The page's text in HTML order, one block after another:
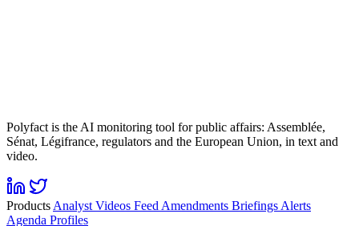
Polyfact is the AI monitoring tool for public affairs: Assemblée,
Sénat, Légifrance, regulators and the European Union, in text and
video.
ProductsAnalyst Videos FeedAmendments BriefingsAlerts
Agenda Profiles